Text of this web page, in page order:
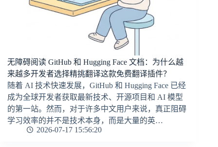
无障碍阅读 GitHub 和 Hugging Face 文档：为什么越
来越多开发者选择精挑翻译这款免费翻译插件？
随着 AI 技术快速发展，GitHub 和 Hugging Face 已经
成为全球开发者获取最新技术、开源项目和 AI 模型
的第一站。然而，对于许多中文用户来说，真正阻碍
学习效率的并不是技术本身，而是大量的英…
2026-07-17 15:56:20